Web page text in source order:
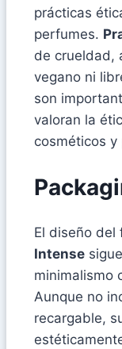
prácticas
perfumes.
de crueldad,
vegano ni
son
valoran la
cosméticos y
El diseño del
Intense
minimalismo
Aunque no
recargable,